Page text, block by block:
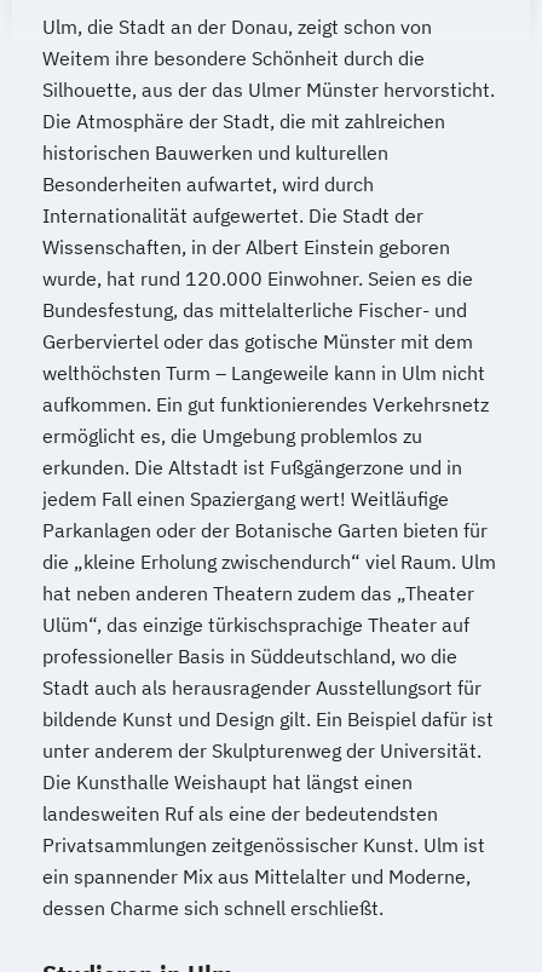
Ulm, die Stadt an der Donau, zeigt schon von
Weitem ihre besondere Schönheit durch die
Silhouette, aus der das Ulmer Münster hervorsticht.
Die Atmosphäre der Stadt, die mit zahlreichen
historischen Bauwerken und kulturellen
Besonderheiten aufwartet, wird durch
Internationalität aufgewertet. Die Stadt der
Wissenschaften, in der Albert Einstein geboren
wurde, hat rund 120.000 Einwohner. Seien es die
Bundesfestung, das mittelalterliche Fischer- und
Gerberviertel oder das gotische Münster mit dem
welthöchsten Turm – Langeweile kann in Ulm nicht
aufkommen. Ein gut funktionierendes Verkehrsnetz
ermöglicht es, die Umgebung problemlos zu
erkunden. Die Altstadt ist Fußgängerzone und in
jedem Fall einen Spaziergang wert! Weitläufige
Parkanlagen oder der Botanische Garten bieten für
die „kleine Erholung zwischendurch“ viel Raum. Ulm
hat neben anderen Theatern zudem das „Theater
Ulüm“, das einzige türkischsprachige Theater auf
professioneller Basis in Süddeutschland, wo die
Stadt auch als herausragender Ausstellungsort für
bildende Kunst und Design gilt. Ein Beispiel dafür ist
unter anderem der Skulpturenweg der Universität.
Die Kunsthalle Weishaupt hat längst einen
landesweiten Ruf als eine der bedeutendsten
Privatsammlungen zeitgenössischer Kunst. Ulm ist
ein spannender Mix aus Mittelalter und Moderne,
dessen Charme sich schnell erschließt.